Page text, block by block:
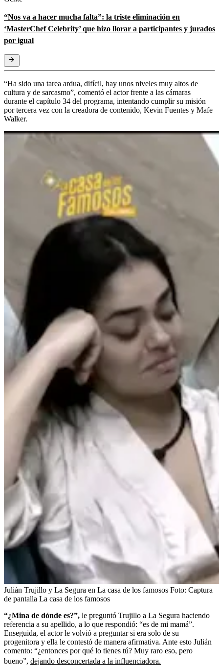
“Nos va a hacer mucha falta”: la triste eliminación en
‘MasterChef Celebrity’ que hizo llorar a participantes y jurados
por igual
“Ha sido una tarea ardua, difícil, hay unos niveles muy altos de
cultura y de sarcasmo”, comentó el actor frente a las cámaras
durante el capítulo 34 del programa, intentando cumplir su misión
por tercera vez con la creadora de contenido, Kevin Fuentes y Mafe
Walker.
Julián Trujillo y La Segura en La casa de los famosos Foto: Captura
de pantalla La casa de los famosos
“¿Mina de dónde es?”, le preguntó Trujillo a La Segura haciendo
referencia a su apellido, a lo que respondió: “es de mi mamá”.
Enseguida, el actor le volvió a preguntar si era solo de su
progenitora y ella le contestó de manera afirmativa. Ante esto Julián
comento: “¿entonces por qué lo tienes tú? Muy raro eso, pero
bueno”, dejando desconcertada a la influenciadora.